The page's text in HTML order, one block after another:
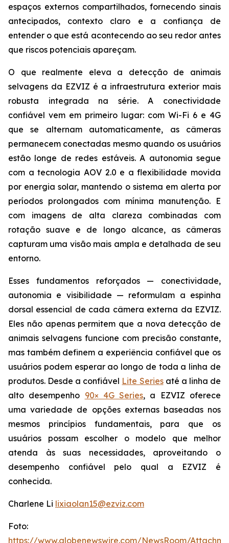
espaços externos compartilhados, fornecendo sinais
antecipados, contexto claro e a confiança de
entender o que está acontecendo ao seu redor antes
que riscos potenciais apareçam.
O que realmente eleva a detecção de animais
selvagens da EZVIZ é a infraestrutura exterior mais
robusta integrada na série. A conectividade
confiável vem em primeiro lugar: com Wi-Fi 6 e 4G
que se alternam automaticamente, as câmeras
permanecem conectadas mesmo quando os usuários
estão longe de redes estáveis. A autonomia segue
com a tecnologia AOV 2.0 e a flexibilidade movida
por energia solar, mantendo o sistema em alerta por
períodos prolongados com mínima manutenção. E
com imagens de alta clareza combinadas com
rotação suave e de longo alcance, as câmeras
capturam uma visão mais ampla e detalhada de seu
entorno.
Esses fundamentos reforçados — conectividade,
autonomia e visibilidade — reformulam a espinha
dorsal essencial de cada câmera externa da EZVIZ.
Eles não apenas permitem que a nova detecção de
animais selvagens funcione com precisão constante,
mas também definem a experiência confiável que os
usuários podem esperar ao longo de toda a linha de
produtos. Desde a confiável Lite Seriesaté a linha de
alto desempenho 90× 4G Series, a EZVIZ oferece
uma variedade de opções externas baseadas nos
mesmos princípios fundamentais, para que os
usuários possam escolher o modelo que melhor
atenda às suas necessidades, aproveitando o
desempenho confiável pelo qual a EZVIZ é
conhecida.
Charlene Li lixiaolan15@ezviz.com
Foto:
https://www.globenewswire.com/NewsRoom/